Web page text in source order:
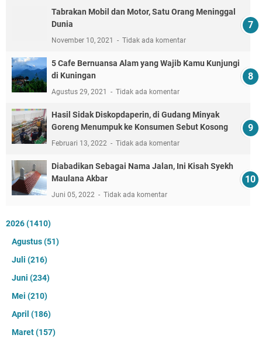
Tabrakan Mobil dan Motor, Satu Orang Meninggal
Dunia
November 10, 2021 Tidak ada komentar
5 Cafe Bernuansa Alam yang Wajib Kamu Kunjungi
di Kuningan
Agustus 29, 2021 Tidak ada komentar
Hasil Sidak Diskopdaperin, di Gudang Minyak
Goreng Menumpuk ke Konsumen Sebut Kosong
Februari 13, 2022 Tidak ada komentar
Diabadikan Sebagai Nama Jalan, Ini Kisah Syekh
Maulana Akbar
Juni 05, 2022 Tidak ada komentar
2026(1410)
Agustus(51)
Juli (216)
Juni (234)
Mei (210)
April (186)
Maret(157)